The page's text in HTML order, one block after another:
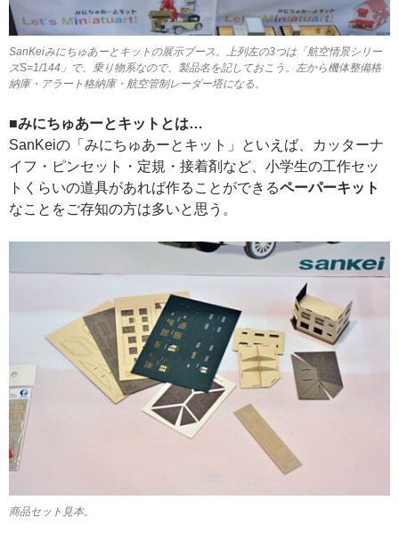
SanKeiみにちゅあーとキットの展示ブース。上列左の3つは「航空情景シリー
ズS=1/144」で、乗り物系なので、製品名を記しておこう。左から機体整備格
納庫・アラート格納庫・航空管制レーダー塔になる。
■みにちゅあーとキットとは…
SanKeiの「みにちゅあーとキット」といえば、カッターナ
イフ・ピンセット・定規・接着剤など、小学生の工作セッ
トくらいの道具があれば作ることができるペーパーキット
なことをご存知の方は多いと思う。
商品セット見本。